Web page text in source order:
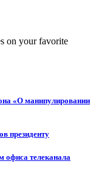
on your favorite
«О манипулировании
президенту
офиса телеканала